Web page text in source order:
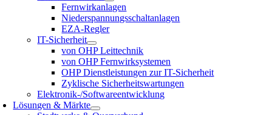
Fernwirkanlagen
Niederspannungsschaltanlagen
EZA-Regler
IT-Sicherheit
von OHP Leittechnik
von OHP Fernwirksystemen
OHP Dienstleistungen zur IT-Sicherheit
Zyklische Sicherheitswartungen
Elektronik-/Softwareentwicklung
Lösungen & Märkte